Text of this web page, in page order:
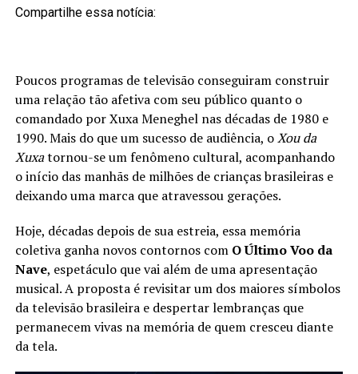
Compartilhe essa notícia:
Poucos programas de televisão conseguiram construir
uma relação tão afetiva com seu público quanto o
comandado por Xuxa Meneghel nas décadas de 1980 e
1990. Mais do que um sucesso de audiência, oXou da
Xuxatornou-se um fenômeno cultural, acompanhando
o início das manhãs de milhões de crianças brasileiras e
deixando uma marca que atravessou gerações.
Hoje, décadas depois de sua estreia, essa memória
coletiva ganha novos contornos com O Último Voo da
Nave, espetáculo que vai além de uma apresentação
musical. A proposta é revisitar um dos maiores símbolos
da televisão brasileira e despertar lembranças que
permanecem vivas na memória de quem cresceu diante
da tela.